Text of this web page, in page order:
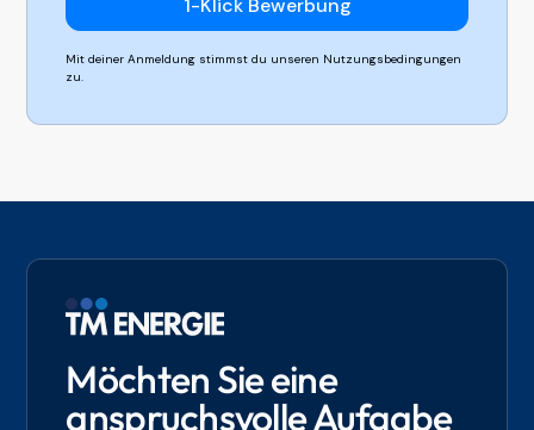
Mit deiner Anmeldung stimmst du unseren Nutzungsbedingungen
zu.
Möchten Sie eine
anspruchsvolle Aufgabe